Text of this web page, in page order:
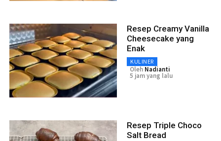
Resep Creamy Vanilla
Cheesecake yang
Enak
KULINER
Oleh Nadianti
5 jam yang lalu
Resep Triple Choco
Salt Bread